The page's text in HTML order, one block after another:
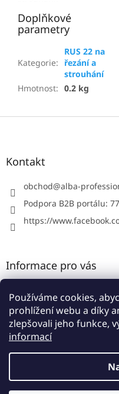
Používáme cookies,
prohlížení webu a díky
zlepšovali jeho funkce,
informací
Doplňkové
parametry
Kategorie:
RUS 22 na
řezání a
strouhání
Hmotnost: 0.2 kg
Z
Kontakt
obchod@alba-
Podpora B2B portálu:
https://
Informace pro vás
Obchodní podmínky
Podmínky ochrany